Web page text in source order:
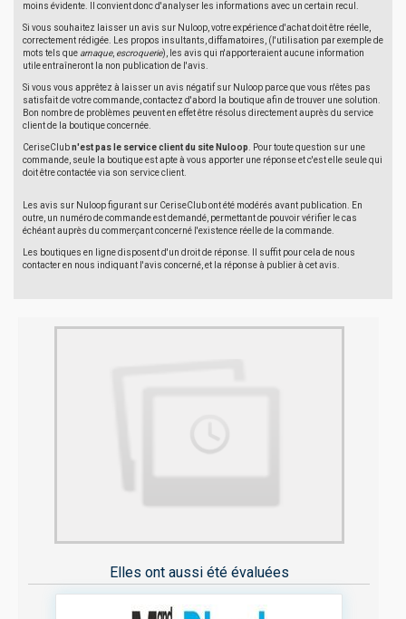
moins évidente. Il convient donc d'analyser les informations avec un certain recul.
Si vous souhaitez laisser un avis sur Nuloop, votre expérience d'achat doit être réelle,
correctement rédigée. Les propos insultants, diffamatoires, (l'utilisation par exemple de
mots tels que arnaque, escroquerie), les avis qui n'apporteraient aucune information
utile entraîneront la non publication de l'avis.
Si vous vous apprêtez à laisser un avis négatif sur Nuloop parce que vous n'êtes pas
satisfait de votre commande, contactez d'abord la boutique afin de trouver une solution.
Bon nombre de problèmes peuvent en effet être résolus directement auprès du service
client de la boutique concernée.
CeriseClubn'est pas le service client du site Nuloop . Pour toute question sur une
commande, seule la boutique est apte à vous apporter une réponse et c'est elle seule qui
doit être contactée via son service client.
Les avis sur Nuloop figurant sur CeriseClub ont été modérés avant publication. En
outre, un numéro de commande est demandé, permettant de pouvoir vérifier le cas
échéant auprès du commerçant concerné l'existence réelle de la commande.
Les boutiques en ligne disposent d'un droit de réponse. Il suffit pour cela de nous
contacter en nous indiquant l'avis concerné, et la réponse à publier à cet avis.
Elles ont aussi été évaluées